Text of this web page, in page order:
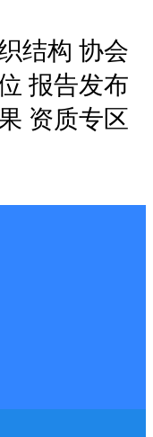
结构 协会
报告发布
资质专区